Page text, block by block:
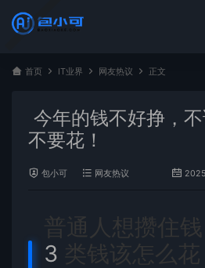
首页 IT业界 网友热议 正文
今年的钱不好挣，
不要花！
包小可 网友热议
普通人想攒住
3 类钱该怎么花